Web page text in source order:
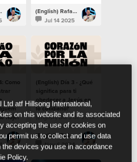
(English) Rafael Bitencourt
Jul 14 2025
Como
hoje?
dos
da
(English) Día 3 - ¿Qué
significa para ti
obedecer a Jesús en
lo cotidiano?
(English) Día 3 de 21, de
nuestros devocionales,
durante la temporada
de Corazón por la
Misión 2024.
(English) Rafael Bitencourt
Nov 6 2024
Ltd atf Hillsong International,
on this website and its associated
accepting the use of cookies on
permit us to collect and use data
devices you use in accordance
Policy.